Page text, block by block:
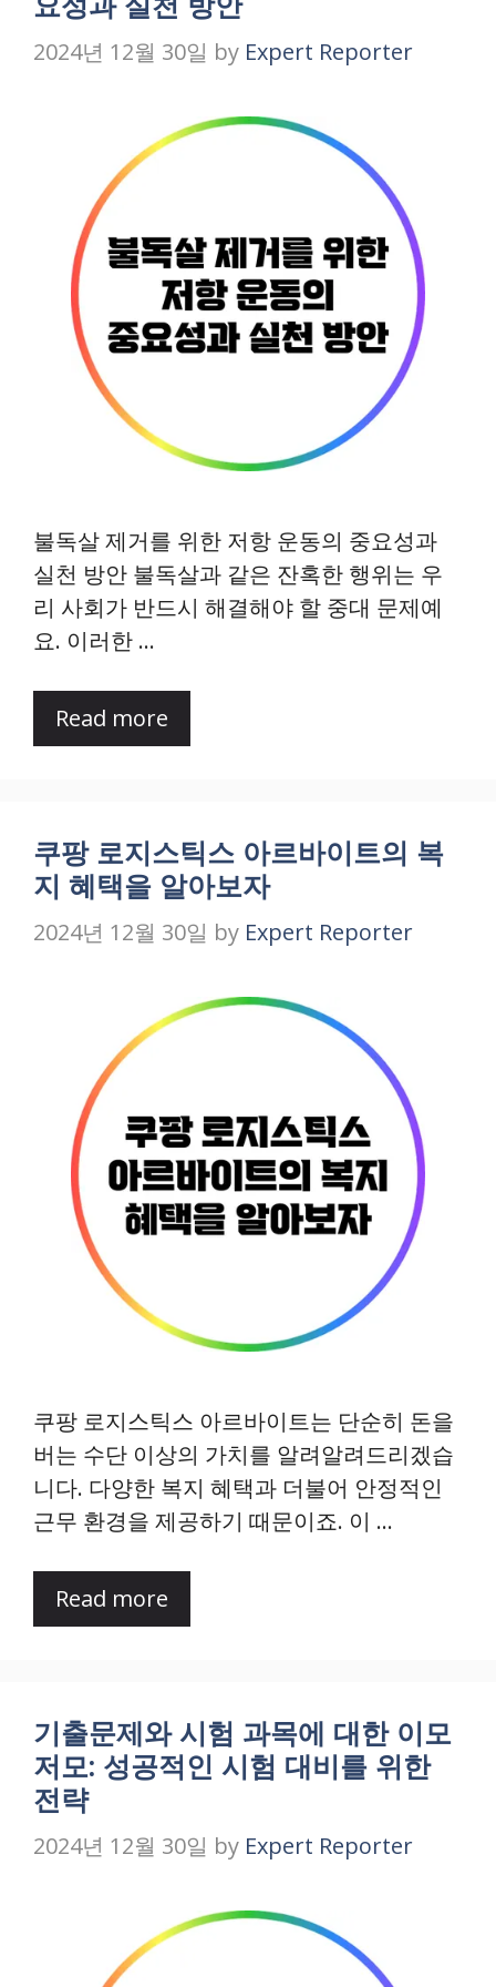
2024년 12월 30일 by Expert Reporter
불독살 제거를 위한 저항 운동의 중요성과
실천 방안 불독살과 같은 잔혹한 행위는 우
리 사회가 반드시 해결해야 할 중대 문제예
요. 이러한 …
Read more
쿠팡 로지스틱스 아르바이트의 복
지 혜택을 알아보자
2024년 12월 30일 by Expert Reporter
쿠팡 로지스틱스 아르바이트는 단순히 돈을
버는 수단 이상의 가치를 알려알려드리겠습
니다. 다양한 복지 혜택과 더불어 안정적인
근무 환경을 제공하기 때문이죠. 이 …
Read more
기출문제와 시험 과목에 대한 이모
저모: 성공적인 시험 대비를 위한
전략
2024년 12월 30일 by Expert Reporter